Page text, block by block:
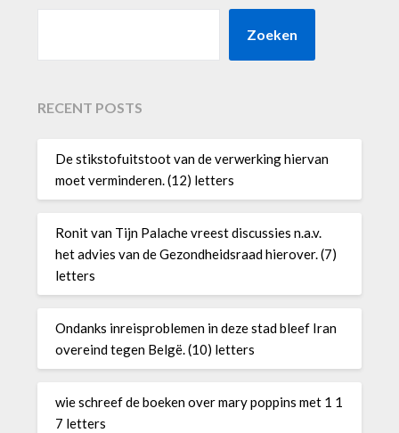
Zoeken
RECENT POSTS
De stikstofuitstoot van de verwerking hiervan
moet verminderen. (12) letters
Ronit van Tijn Palache vreest discussies n.a.v.
het advies van de Gezondheidsraad hierover. (7)
letters
Ondanks inreisproblemen in deze stad bleef Iran
overeind tegen Belgë. (10) letters
wie schreef de boeken over mary poppins met 1 1
7 letters